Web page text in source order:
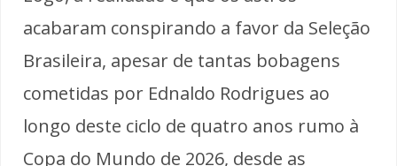
acabaram conspirando a favor da Seleção
Brasileira, apesar de tantas bobagens
cometidas por Ednaldo Rodrigues ao
longo deste ciclo de quatro anos rumo à
Copa do Mundo de 2026, desde as